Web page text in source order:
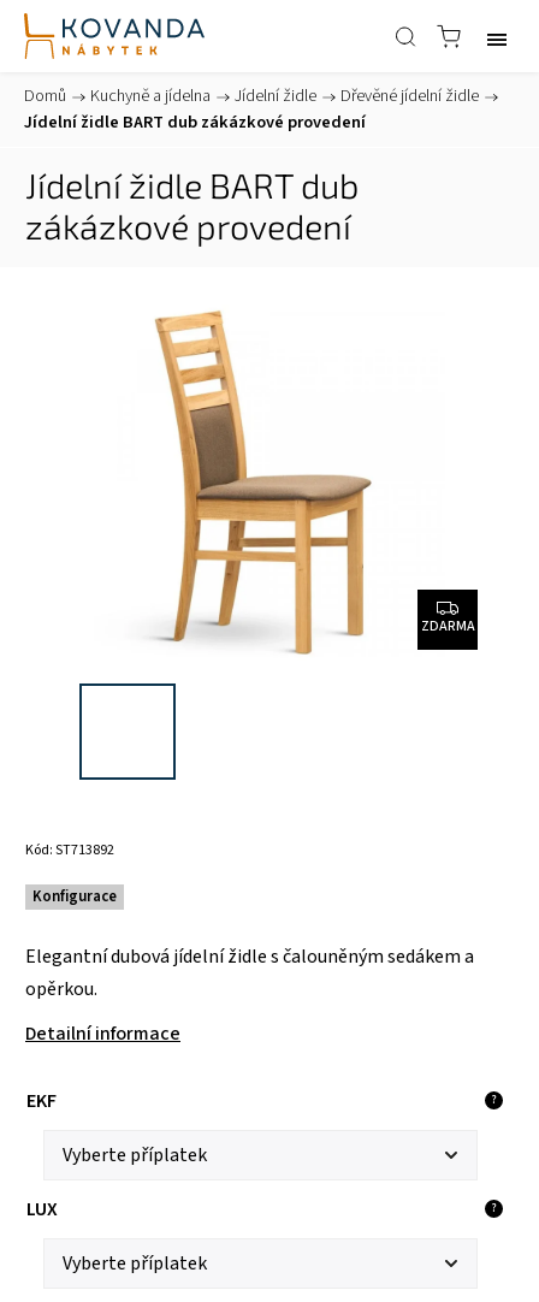
Domů / Kuchyně a jídelna / Jídelní židle / Dřevěné jídelní židle /
Jídelní židle BART dub zákázkové provedení
Jídelní židle BART dub
zákázkové provedení
ZDARMA
Kód:ST713892
Konfigurace
Elegantní dubová jídelní židle s čalouněným sedákem a
opěrkou.
Detailní informace
EKF ?
LUX ?